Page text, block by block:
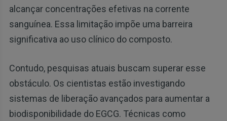
alcançar concentrações efetivas na corrente
sanguínea. Essa limitação impõe uma barreira
significativa ao uso clínico do composto.
Contudo, pesquisas atuais buscam superar esse
obstáculo. Os cientistas estão investigando
sistemas de liberação avançados para aumentar a
biodisponibilidade do EGCG. Técnicas como